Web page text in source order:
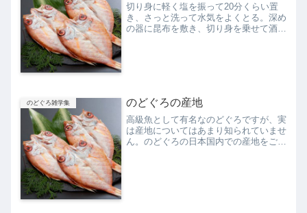
切り身に軽く塩を振って20分くらい置
き、さっと洗って水気をよくとる。深め
の器に昆布を敷き、切り身を乗せて酒を
のどぐろ雑学集 のどぐろの産地
高級魚として有名なのどぐろですが、実
は産地についてはあまり知られていませ
ん。のどぐろの日本国内での産地をご紹